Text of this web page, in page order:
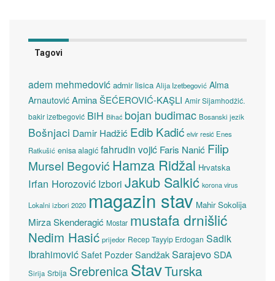
Tagovi
adem mehmedović admir lisica Alija Izetbegović Alma
Arnautović Amina ŠEĆEROVIĆ-KAŞLI Amir Sijamhodžić.
bakir izetbegović BiH Bihać bojan budimac Bosanski jezik
Bošnjaci Damir Hadžić Edib Kadić elvir resić Enes
Ratkušić enisa alagić fahrudin vojić Faris Nanić Filip
Mursel Begović Hamza Ridžal Hrvatska
Irfan Horozović Izbori Jakub Salkić korona virus
Lokalni izbori 2020 magazin stav Mahir Sokolija
Mirza Skenderagić Mostar mustafa drnišlić
Nedim Hasić prijedor Recep Tayyip Erdogan Sadik
Ibrahimović Safet Pozder SandžakSarajevoSDA
Sirija Srbija SrebrenicaStavTurska